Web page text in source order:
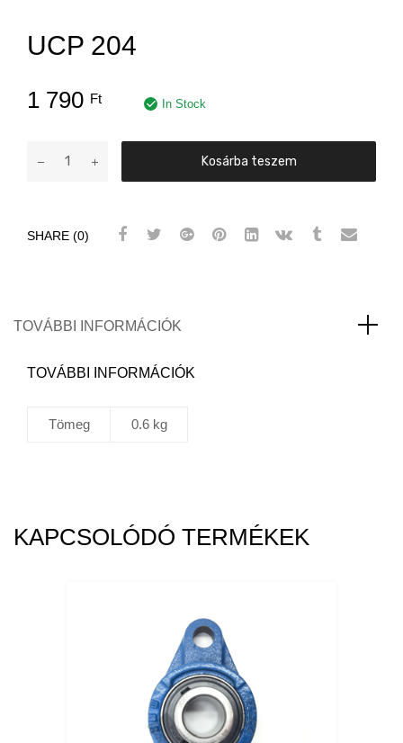
UCP 204
1 790 Ft In Stock
Kosárba teszem
SHARE (0)
TOVÁBBI INFORMÁCIÓK
TOVÁBBI INFORMÁCIÓK
Tömeg 0.6 kg
KAPCSOLÓDÓ TERMÉKEK